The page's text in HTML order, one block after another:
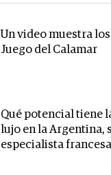
Un video muestra
Juego del Calamar
Qué potencial tiene
lujo en la Argentina,
especialista francesa